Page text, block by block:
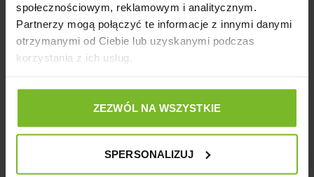
społecznościowym, reklamowym i analitycznym.
Partnerzy mogą połączyć te informacje z innymi danymi
otrzymanymi od Ciebie lub uzyskanymi podczas
korzystania z ich usług.
ZEZWÓL NA WSZYSTKIE
SPERSONALIZUJ